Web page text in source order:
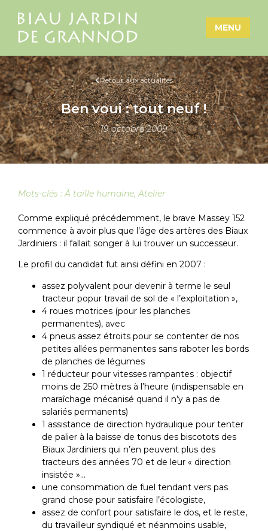
MENU
Retour aux actualités
Ben voui : tout neuf !
19 octobre 2009
Mots-clés :À taille humaine,Atelier
Comme expliqué précédemment, le brave Massey 152
commence à avoir plus que l’âge des artères des Biaux
Jardiniers : il fallait songer à lui trouver un successeur.
Le profil du candidat fut ainsi défini en 2007 :
assez polyvalent pour devenir à terme le seul
tracteur popur travail de sol de « l’exploitation »,
4 roues motrices (pour les planches
permanentes), avec
4 pneus assez étroits pour se contenter de nos
petites allées permanentes sans raboter les bords
de planches de légumes
1 réducteur pour vitesses rampantes : objectif
moins de 250 mètres à l’heure (indispensable en
maraîchage mécanisé quand il n’y a pas de
salariés permanents)
1 assistance de direction hydraulique pour tenter
de palier à la baisse de tonus des biscotots des
Biaux Jardiniers qui n’en peuvent plus des
tracteurs des années 70 et de leur « direction
insistée »…
une consommation de fuel tendant vers pas
grand chose pour satisfaire l’écologiste,
assez de confort pour satisfaire le dos, et le reste,
du travailleur syndiqué et néanmoins usable,